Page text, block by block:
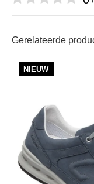
Gerelateerde
NIEUW